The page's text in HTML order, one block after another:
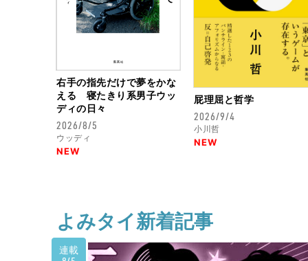
右手の指先だけで夢をかな
える 寝たきり系男子ウッ
ディの日々
2026/8/5
ウッディ
NEW
屁理屈と哲学
2026/9/4
小川哲
NEW
よみタイ新着記事
連載